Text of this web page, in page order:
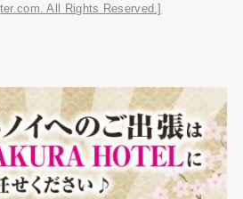
All Rights Reserved.]